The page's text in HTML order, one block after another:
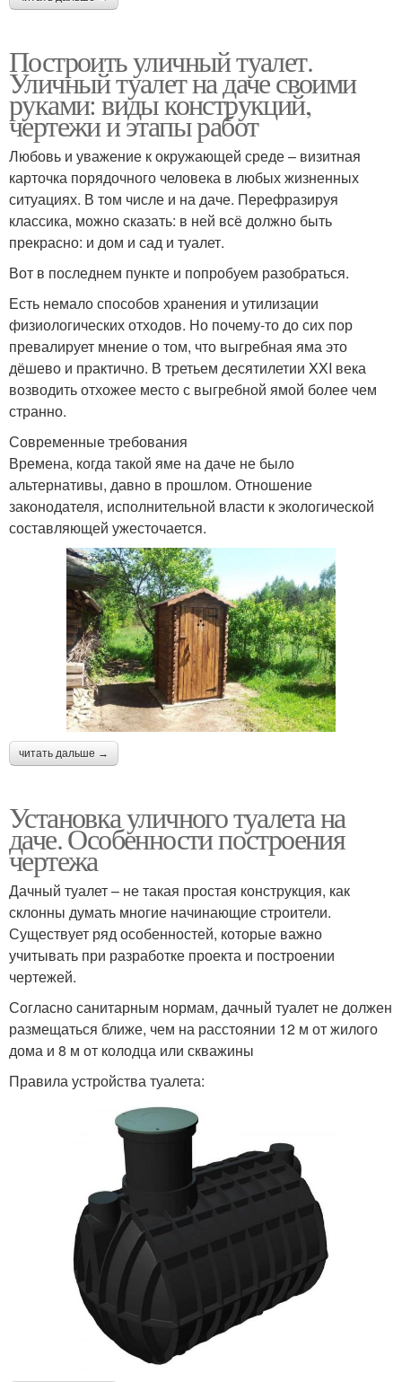
Построить уличный туалет.
Уличный туалет на даче своими
руками: виды конструкций,
чертежи и этапы работ
Любовь и уважение к окружающей среде – визитная
карточка порядочного человека в любых жизненных
ситуациях. В том числе и на даче. Перефразируя
классика, можно сказать: в ней всё должно быть
прекрасно: и дом и сад и туалет.
Вот в последнем пункте и попробуем разобраться.
Есть немало способов хранения и утилизации
физиологических отходов. Но почему-то до сих пор
превалирует мнение о том, что выгребная яма это
дёшево и практично. В третьем десятилетии XXI века
возводить отхожее место с выгребной ямой более чем
странно.
Современные требования
Времена, когда такой яме на даче не было
альтернативы, давно в прошлом. Отношение
законодателя, исполнительной власти к экологической
составляющей ужесточается.
читать дальше →
Установка уличного туалета на
даче. Особенности построения
чертежа
Дачный туалет – не такая простая конструкция, как
склонны думать многие начинающие строители.
Существует ряд особенностей, которые важно
учитывать при разработке проекта и построении
чертежей.
Согласно санитарным нормам, дачный туалет не должен
размещаться ближе, чем на расстоянии 12 м от жилого
дома и 8 м от колодца или скважины
Правила устройства туалета: